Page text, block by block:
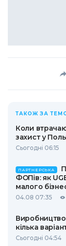
ТАКОЖ ЗА
Коли
захист у
Сьогодні 06:15
ПАРТНЕРСЬКА
ФОПів: як
малого
04.08 07:35
кілька
Сьогодні 04:54